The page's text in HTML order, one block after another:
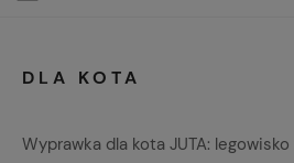
DLA KOTA
Wyprawka dla kota JUTA: legowisko